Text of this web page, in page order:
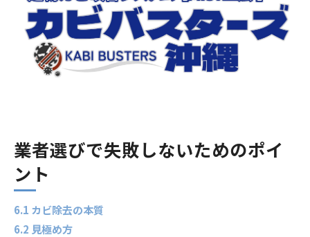
業者選びで失敗しないためのポイ
ント
6.1 カビ除去の本質
6.2 見極め方